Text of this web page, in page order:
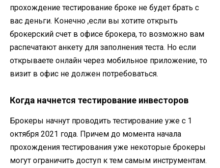
прохождение тестирование броке не будет брать с
вас деньги. Конечно ,если вы хотите открыть
брокерский счет в офисе брокера, то возможно вам
распечатают анкету для заполнения теста. Но если
открываете онлайн через мобильное приложение, то
визит в офис не должен потребоваться.
Когда начнется тестирование инвесторов
Брокеры начнут проводить тестирование уже с 1
октября 2021 года. Причем до момента начала
прохождения тестирования уже некоторые брокеры
могут ограничить доступ к тем самым инструментам.